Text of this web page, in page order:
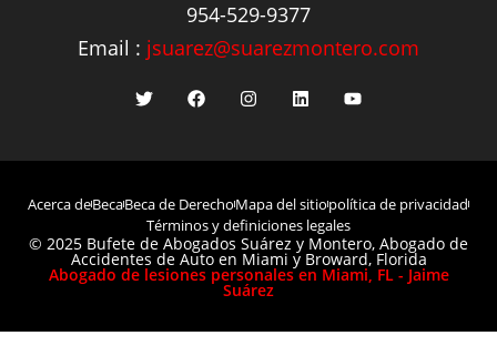
954-529-9377
Email : jsuarez@suarezmontero.com
Acerca deBecaBeca de DerechoMapa del sitiopolítica de privacidad
Términos y definiciones legales
© 2025 Bufete de Abogados Suárez y Montero, Abogado de
Accidentes de Auto en Miami y Broward, Florida
Abogado de lesiones personales en Miami, FL - Jaime
Suárez